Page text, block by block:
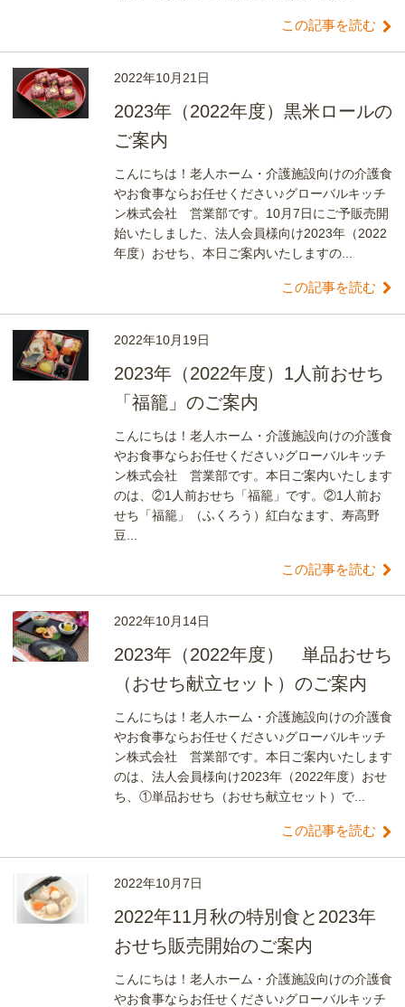
この記事を読む
2022年10月21日
2023年（2022年度）黒米ロールの
ご案内
こんにちは！老人ホーム・介護施設向けの介護食
やお食事ならお任せください♪グローバルキッチ
ン株式会社 営業部です。10月7日にご予販売開
始いたしました、法人会員様向け2023年（2022
年度）おせち、本日ご案内いたしますの...
この記事を読む
2022年10月19日
2023年（2022年度）1人前おせち
「福籠」のご案内
こんにちは！老人ホーム・介護施設向けの介護食
やお食事ならお任せください♪グローバルキッチ
ン株式会社 営業部です。本日ご案内いたします
のは、②1人前おせち「福籠」です。②1人前お
せち「福籠」（ふくろう）紅白なます、寿高野
豆...
この記事を読む
2022年10月14日
2023年（2022年度） 単品おせち
（おせち献立セット）のご案内
こんにちは！老人ホーム・介護施設向けの介護食
やお食事ならお任せください♪グローバルキッチ
ン株式会社 営業部です。本日ご案内いたします
のは、法人会員様向け2023年（2022年度）おせ
ち、①単品おせち（おせち献立セット）で...
この記事を読む
2022年10月7日
2022年11月秋の特別食と2023年
おせち販売開始のご案内
こんにちは！老人ホーム・介護施設向けの介護食
やお食事ならお任せください♪グローバルキッチ